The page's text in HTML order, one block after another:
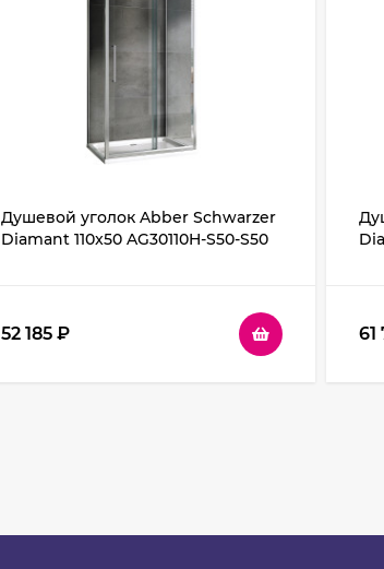
Душевой уголок Abber Schwarzer
Diamant 110x50 AG30110H-S50-S50
52 185 ₽ 61